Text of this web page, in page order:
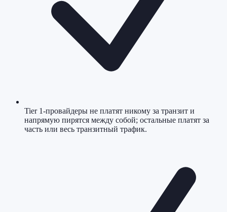
Tier 1-провайдеры не платят никому за транзит и
напрямую пирятся между собой; остальные платят за
часть или весь транзитный трафик.